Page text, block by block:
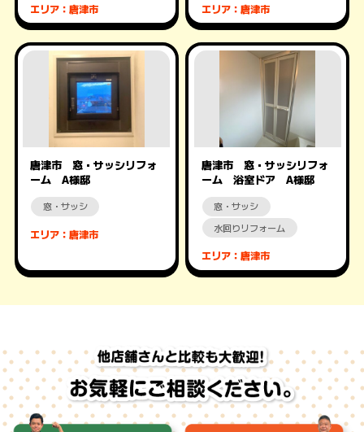
エリア：唐津市 エリア：唐津市
唐津市 窓・サッシリフォ
ーム A様邸
窓・サッシ
エリア：唐津市
唐津市 窓・サッシリフォ
ーム 浴室ドア A様邸
窓・サッシ
水回りリフォーム
エリア：唐津市